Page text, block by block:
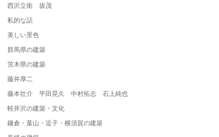
西沢立衛 坂茂
私的な話
美しい景色
群馬県の建築
茨木県の建築
藤井厚二
藤本壮介 平田晃久 中村拓志 石上純也
軽井沢の建築・文化
鎌倉・葉山・逗子・横須賀の建築